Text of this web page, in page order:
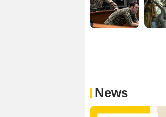
News